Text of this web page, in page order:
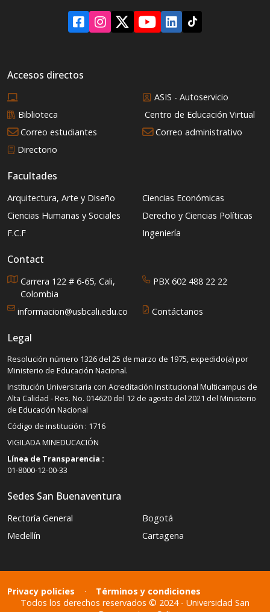
Accesos directos
ASIS - Autoservicio
Biblioteca
Centro de Educación Virtual
Correo estudiantes
Correo administrativo
Directorio
Facultades
Arquitectura, Arte y Diseño
Ciencias Económicas
Ciencias Humanas y Sociales
Derecho y Ciencias Políticas
F.C.F
Ingeniería
Contact
Carrera 122 # 6-65, Cali,
Colombia
PBX 602 488 22 22
informacion@usbcali.edu.co Contáctanos
Legal
Resolución número 1326 del 25 de marzo de 1975, expedido(a) por
Ministerio de Educación Nacional.
Institución Universitaria con Acreditación Institucional Multicampus de
Alta Calidad - Res. No. 014620 del 12 de agosto del 2021 del Ministerio
de Educación Nacional
Código de institución : 1716
VIGILADA MINEDUCACIÓN
Línea de Transparencia :
01-8000-12-00-33
Sedes San Buenaventura
Rectoría General
Bogotá
Medellín
Cartagena
Todos los derechos reservados © 2024 - Universidad San
Privacy policies · Términos y condiciones